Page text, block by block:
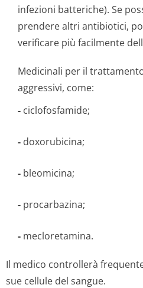
infezioni batteriche). Se
prendere altri antibiotici,
verificare più facilmente
Medicinali per il
aggressivi, come:
- ciclofosfamide;
- doxorubicina;
- bleomicina;
- procarbazina;
- mecloretamina.
Il medico controllerà
sue cellule del sangue.